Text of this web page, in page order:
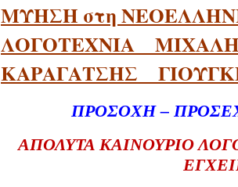
ΜΥΗΣΗ στη
ΠΡΟΣΟΧΗ –
ΑΠΟΛΥΤΑ ΚΑΙΝΟΥΡΙΟ